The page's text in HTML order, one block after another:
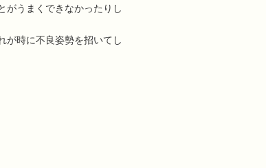
がうまくできなかったりし
が時に不良姿勢を招いてし